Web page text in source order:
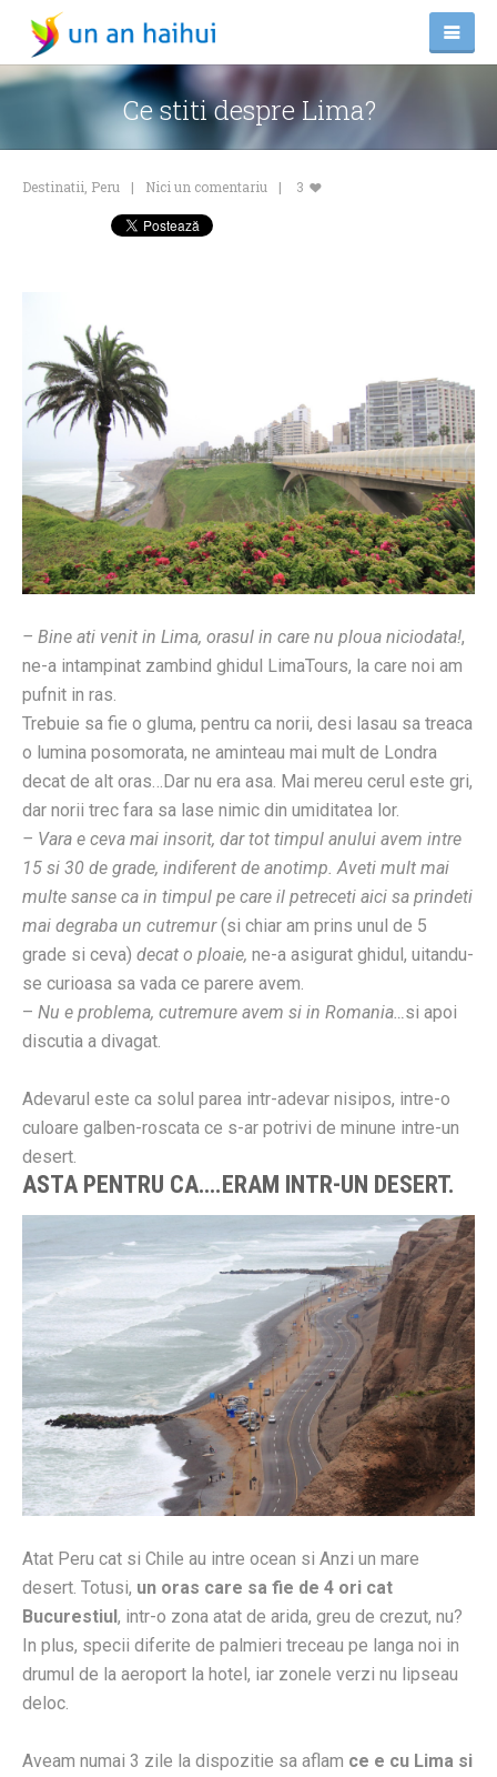
Ce stiti despre Lima?
Destinatii Peru Nici un comentariu 3
– Bine ati venit in Lima, orasul in care nu ploua niciodata!,
ne-a intampinat zambind ghidul LimaTours, la care noi am
pufnit in ras.
Trebuie sa fie o gluma, pentru ca norii, desi lasau sa treaca
o lumina posomorata, ne aminteau mai mult de Londra
decat de alt oras…Dar nu era asa. Mai mereu cerul este gri,
dar norii trec fara sa lase nimic din umiditatea lor.
– Vara e ceva mai insorit, dar tot timpul anului avem intre
15 si 30 de grade, indiferent de anotimp. Aveti mult mai
multe sanse ca in timpul pe care il petreceti aici sa prindeti
mai degraba un cutremur(si chiar am prins unul de 5
grade si ceva) decat o ploaie, ne-a asigurat ghidul, uitandu-
se curioasa sa vada ce parere avem.
– Nu e problema, cutremure avem si in Romania… si apoi
discutia a divagat.
Adevarul este ca solul parea intr-adevar nisipos, intre-o
culoare galben-roscata ce s-ar potrivi de minune intre-un
desert.
ASTA PENTRU CA….ERAM INTR-UN DESERT.
Atat Peru cat si Chile au intre ocean si Anzi un mare
desert. Totusi, un oras care sa fie de 4 ori cat
Bucurestiul , intr-o zona atat de arida, greu de crezut, nu?
In plus, specii diferite de palmieri treceau pe langa noi in
drumul de la aeroport la hotel, iar zonele verzi nu lipseau
deloc.
Aveam numai 3 zile la dispozitie sa aflam ce e cu Lima si